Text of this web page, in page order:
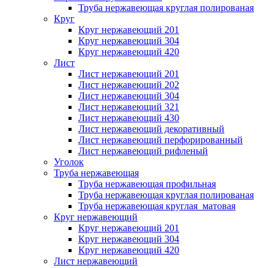
Труба нержавеющая круглая полированая
Круг
Круг нержавеющий 201
Круг нержавеющий 304
Круг нержавеющий 420
Лист
Лист нержавеющий 201
Лист нержавеющий 202
Лист нержавеющий 304
Лист нержавеющий 321
Лист нержавеющий 430
Лист нержавеющий декоративный
Лист нержавеющий перфорированный
Лист нержавеющий рифленый
Уголок
Труба нержавеющая
Труба нержавеющая профильная
Труба нержавеющая круглая полированая
Труба нержавеющая круглая матовая
Круг нержавеющий
Круг нержавеющий 201
Круг нержавеющий 304
Круг нержавеющий 420
Лист нержавеющий